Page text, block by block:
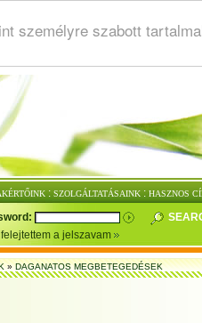
személyre szabott
: SZOLGÁLTATÁSAINK : HASZNOS
a jelszavam
»DAGANATOS MEGBETEGEDÉSEK